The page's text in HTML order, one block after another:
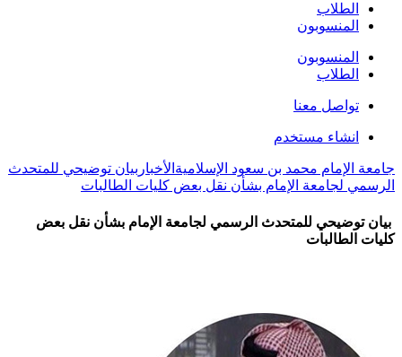
الطلاب
المنسوبون
المنسوبون
الطلاب
تواصل معنا
انشاء مستخدم
جامعة الإمام محمد بن سعود الإسلامية الأخبار بيان توضيحي للمتحدث
الرسمي لجامعة الإمام بشأن نقل بعض كليات الطالبات
بيان توضيحي للمتحدث الرسمي لجامعة الإمام بشأن نقل بعض
كليات الطالبات